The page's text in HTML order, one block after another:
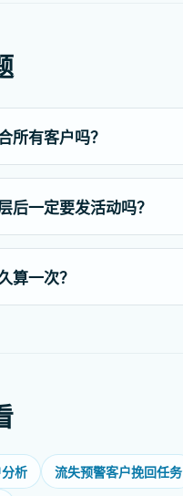
所有客户吗？
后一定要发活动吗？
算一次？
析 流失预警客户挽回任务